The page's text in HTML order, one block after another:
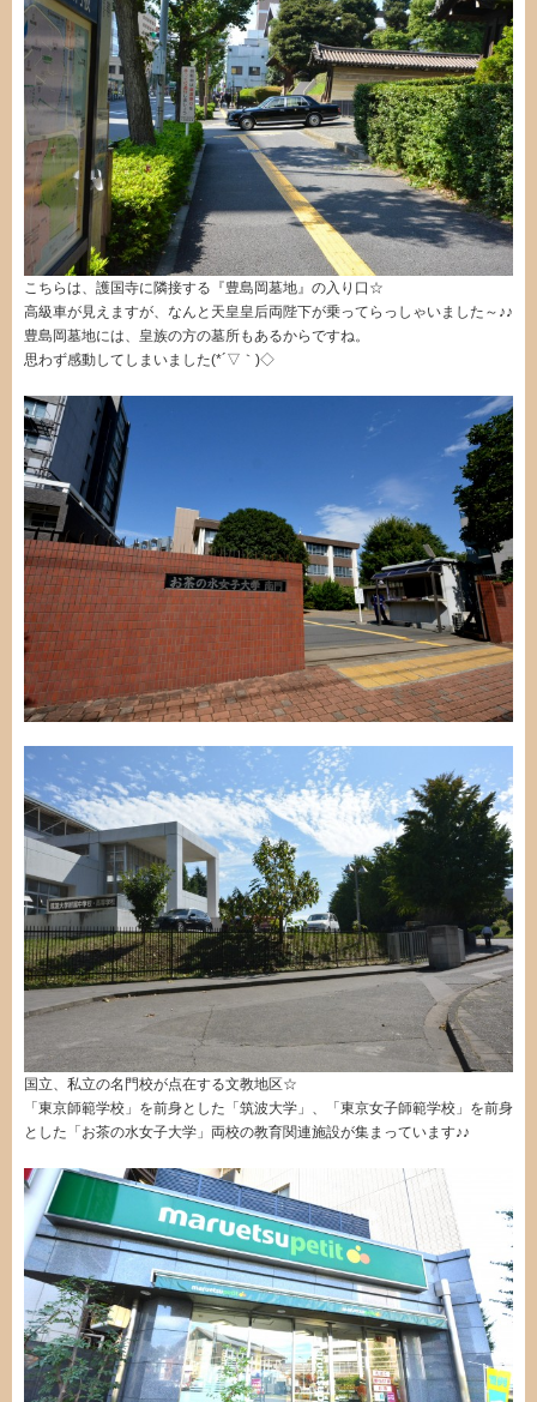
こちらは、護国寺に隣接する『豊島岡墓地』の入り口☆
高級車が見えますが、なんと天皇皇后両陛下が乗ってらっしゃいました～♪♪
豊島岡墓地には、皇族の方の墓所もあるからですね。
思わず感動してしまいました(*´▽｀)◇ゞ
国立、私立の名門校が点在する文教地区☆
「東京師範学校」を前身とした「筑波大学」、「東京女子師範学校」を前身
とした「お茶の水女子大学」両校の教育関連施設が集まっています♪♪